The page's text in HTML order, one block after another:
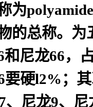
为polyamide
的总称。为
和尼龙66，
要硬l2% ；
、尼龙9、尼